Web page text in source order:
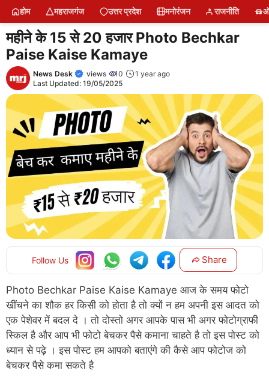
Skip
content
होम महराजगंज उत्तर प्रदेश मनोरंजन राजनीति
महीने के 15 से 20 हजार Photo Bechkar
Paise Kaise Kamaye
News Desk views 10
1 year ago
Last Updated: 19/05/2025
Follow Us Share
Photo Bechkar Paise Kaise Kamaye आज के समय फोटो
खींचने का शौक हर किसी को होता है तो क्यों न हम अपनी इस आदत को
एक पेशेवर में बदल दे ।तो दोस्तो अगर आपके पास भी अगर फोटोग्राफी
स्किल है और आप भी फोटो बेचकर पैसे कमाना चाहते है तो इस पोस्ट को
ध्यान से पढ़े । इस पोस्ट हम आपको बताएंगे की कैसे आप फोटोज को
बेचकर पैसे कमा सकते है